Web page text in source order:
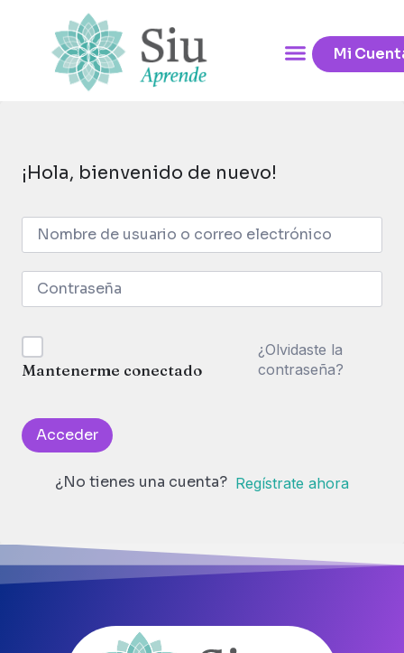
Mi
¡Hola, bienvenido de nuevo!
Mantenerme conectado
¿Olvidaste la
contraseña?
Acceder
¿No tienes una cuenta? Regístrate ahora